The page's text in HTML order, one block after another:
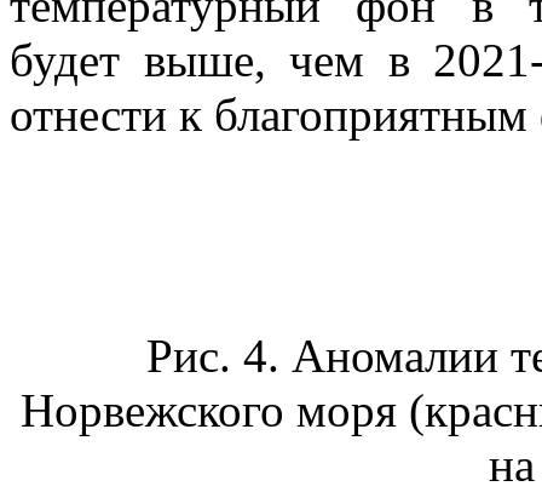
будет выше, чем в
отнести к
Рис. 4. Аномалии
Норвежского моря